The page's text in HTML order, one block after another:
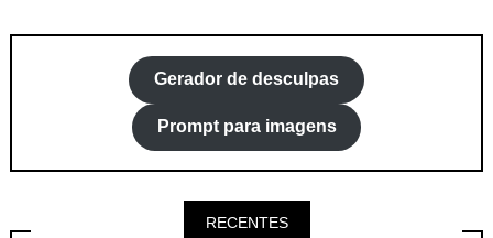
Gerador de desculpas
Prompt para imagens
RECENTES